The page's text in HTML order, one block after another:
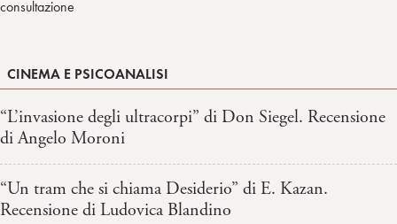
consultazione
CINEMA E PSICOANALISI
“L’invasione degli ultracorpi” di Don Siegel. Recensione
di Angelo Moroni
“Un tram che si chiama Desiderio” di E. Kazan.
Recensione di Ludovica Blandino